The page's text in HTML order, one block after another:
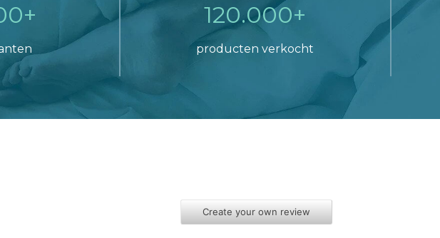
120.000+
producten verkocht
Create your own review